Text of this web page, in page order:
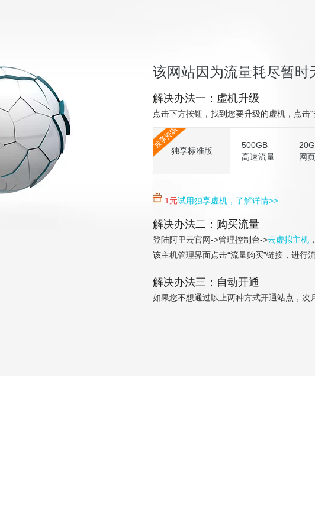
该网站因为流量耗尽暂时
解决办法一：虚机升级
点击下方按钮，找到您要升级的虚机，点击
独享资源
独享标准版
500GB
高速流量
网
1元试用独享虚机，了解详情>>
解决办法二：购买流量
登陆阿里云官网->管理控制台->云虚拟主机
该主机管理界面点击“流量购买”链接，进行
解决办法三：自动开通
如果您不想通过以上两种方式开通站点，次